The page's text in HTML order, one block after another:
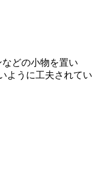
どの小物を置い
ように工夫されてい